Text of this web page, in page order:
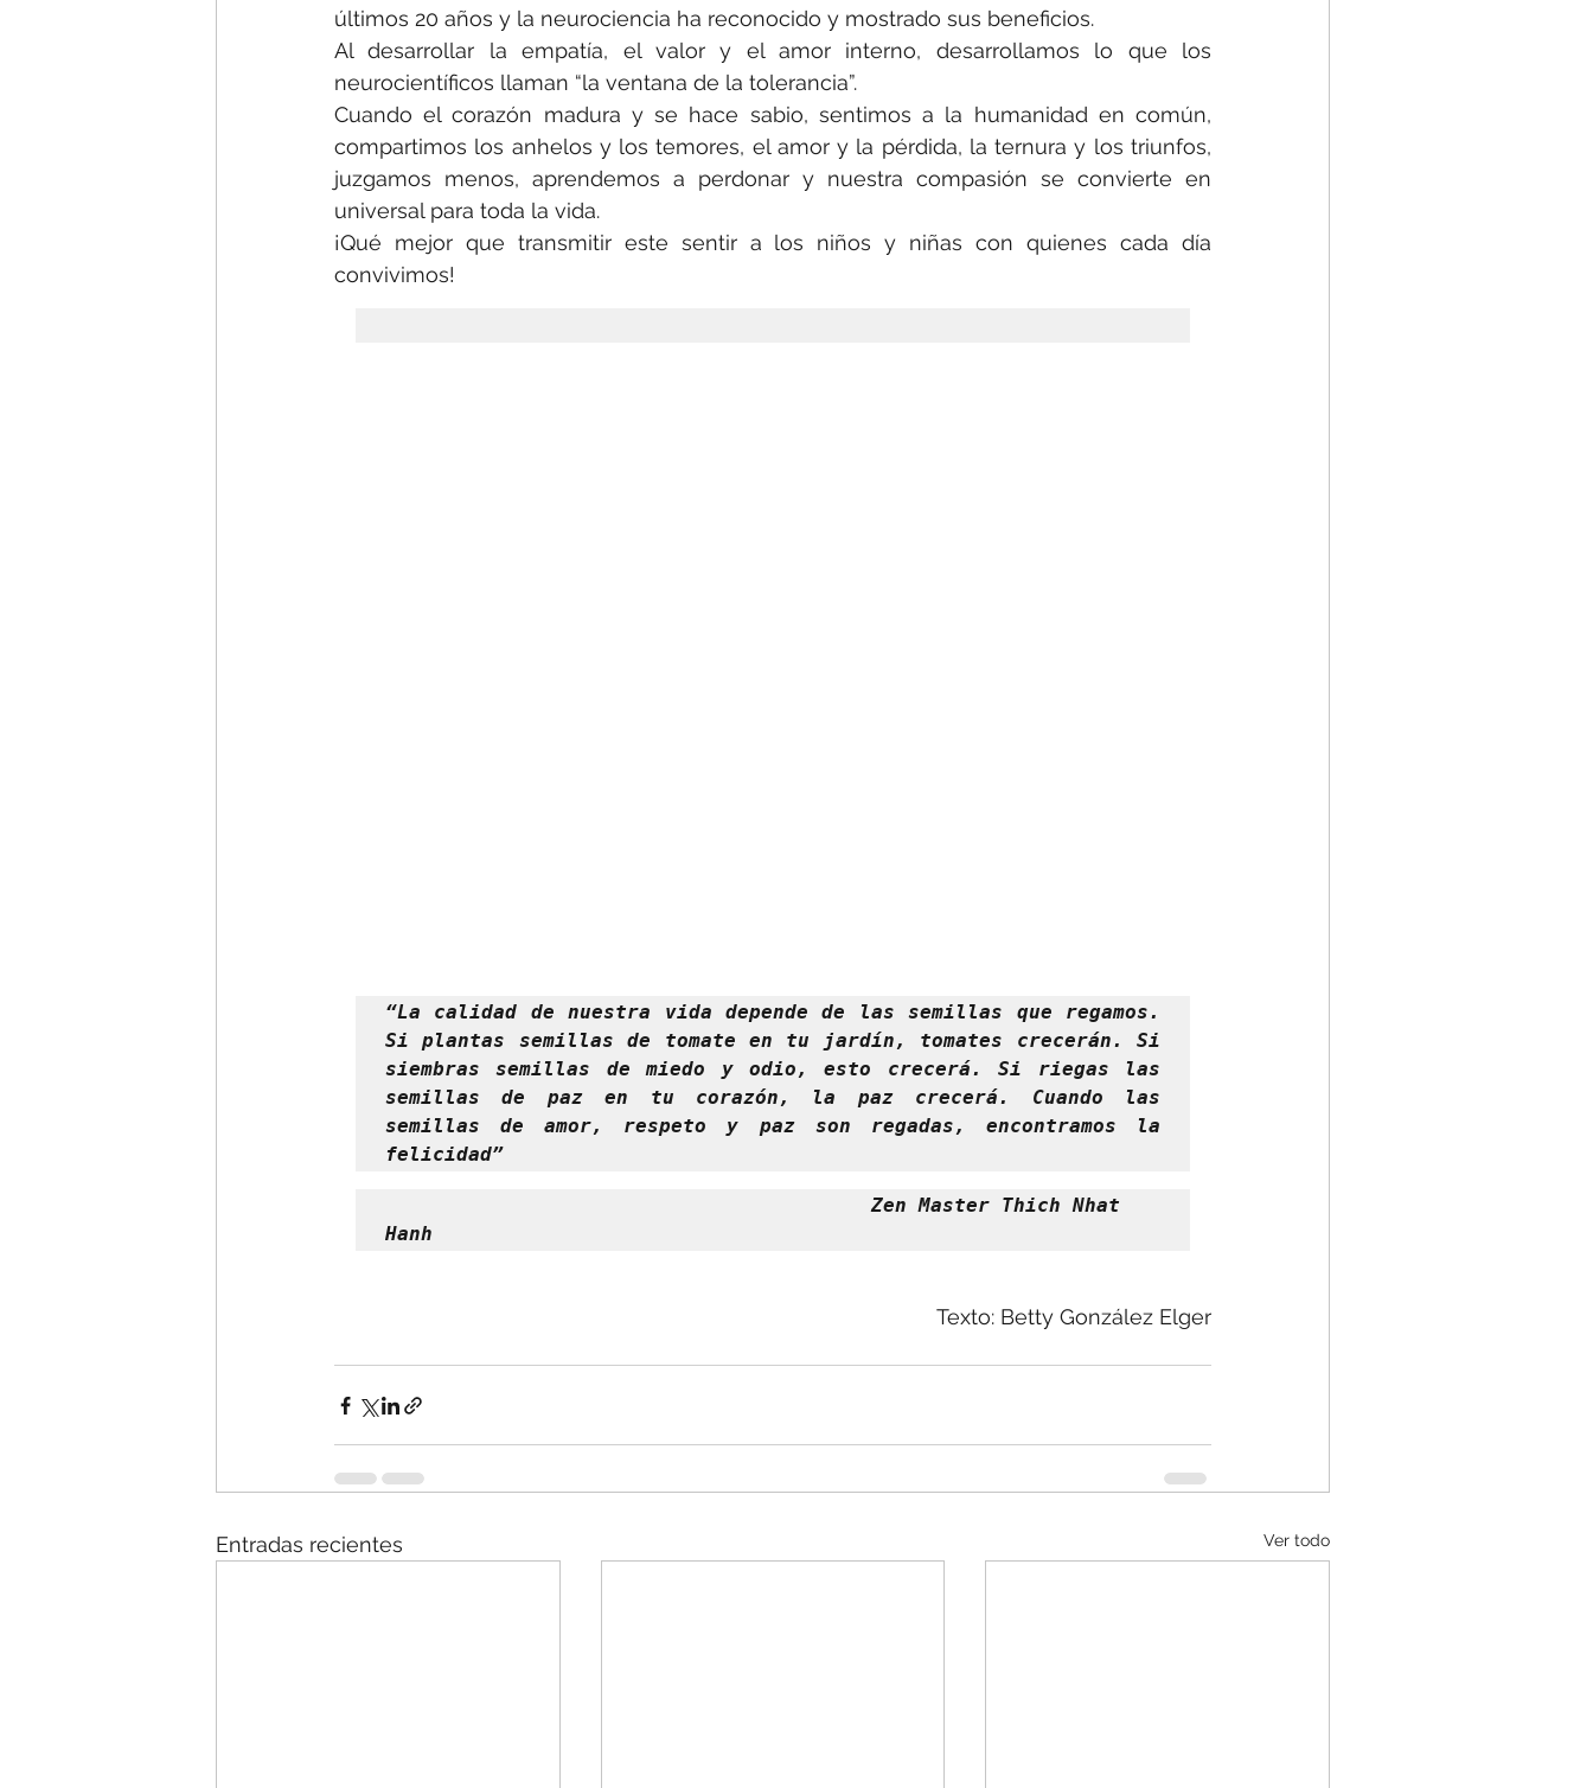
últimos 20 años y la neurociencia ha reconocido y mostrado sus beneficios.
Al desarrollar la empatía, el valor y el amor interno, desarrollamos lo que los
neurocientíficos llaman “la ventana de la tolerancia”.
Cuando el corazón madura y se hace sabio, sentimos a la humanidad en común,
compartimos los anhelos y los temores, el amor y la pérdida, la ternura y los triunfos,
juzgamos menos, aprendemos a perdonar y nuestra compasión se convierte en
universal para toda la vida.
¡Qué mejor que transmitir este sentir a los niños y niñas con quienes cada día
convivimos!
“La calidad de nuestra vida depende de las semillas que regamos.
Si plantas semillas de tomate en tu jardín, tomates crecerán. Si
siembras semillas de miedo y odio, esto crecerá. Si riegas las
semillas de paz en tu corazón, la paz crecerá. Cuando las
semillas de amor, respeto y paz son regadas, encontramos la
felicidad”
Zen Master Thich Nhat
Hanh
Texto: Betty González Elger
Entradas recientes Ver todo